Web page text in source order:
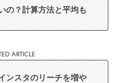
の？計算方法と平均も
ARTICLE
ンスタのリーチを増や